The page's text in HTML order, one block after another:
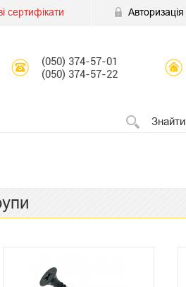
сертифікати Авторизація
(050) 374-57-01
(050) 374-57-22
Знайти